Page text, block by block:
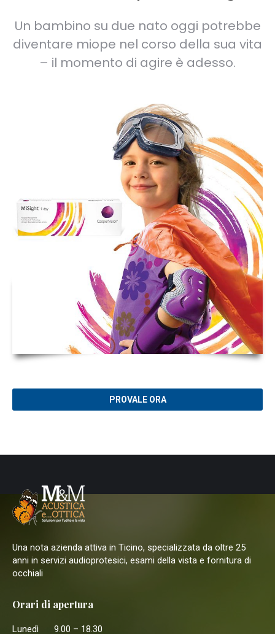
Un bambino su due nato oggi potrebbe
diventare miope nel corso della sua vita
– il momento di agire è adesso.
PROVALE ORA
Una nota azienda attiva in Ticino, specializzata da oltre 25
anni in servizi audioprotesici, esami della vista e fornitura di
occhiali
Orari di apertura
Lunedì
9.00 – 18.30